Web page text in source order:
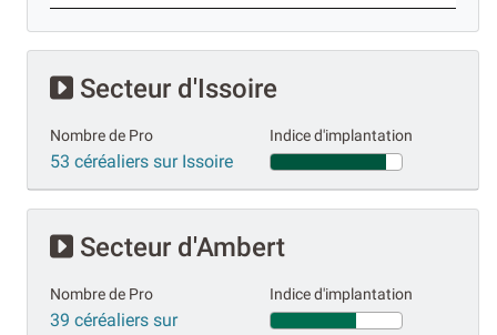
Secteur d'Issoire
Nombre de Pro
53 céréaliers sur Issoire
Indice d'implantation
Secteur d'Ambert
Nombre de Pro
39 céréaliers sur
Indice d'implantation